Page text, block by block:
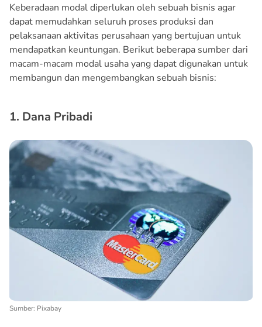
Keberadaan modal diperlukan oleh sebuah bisnis agar
dapat memudahkan seluruh proses produksi dan
pelaksanaan aktivitas perusahaan yang bertujuan untuk
mendapatkan keuntungan. Berikut beberapa sumber dari
macam-macam modal usaha yang dapat digunakan untuk
membangun dan mengembangkan sebuah bisnis:
1. Dana Pribadi
Sumber: Pixabay